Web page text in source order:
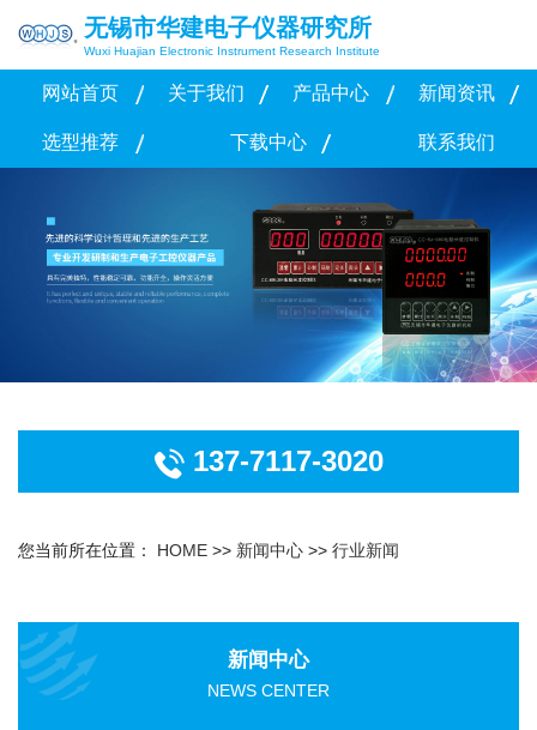
无锡市华建电子仪器研究所
Wuxi Huajian Electronic Instrument Research Institute
网站首页 关于我们 产品中心 新闻资讯
选型推荐 下载中心 联系我们
137-7117-3020
您当前所在位置： HOME >> 新闻中心 >> 行业新闻
新闻中心
NEWS CENTER